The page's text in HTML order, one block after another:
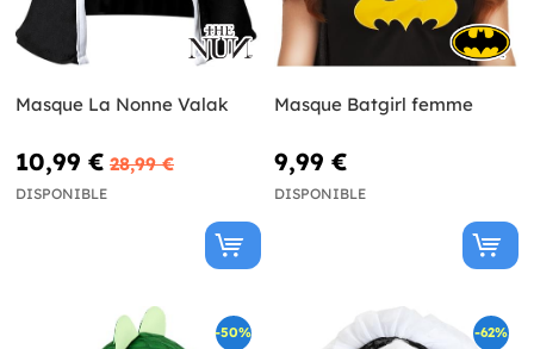
Masque La Nonne Valak
10,99 € 28,99 €
DISPONIBLE
Masque Batgirl femme
9,99 €
DISPONIBLE
-50% -62%